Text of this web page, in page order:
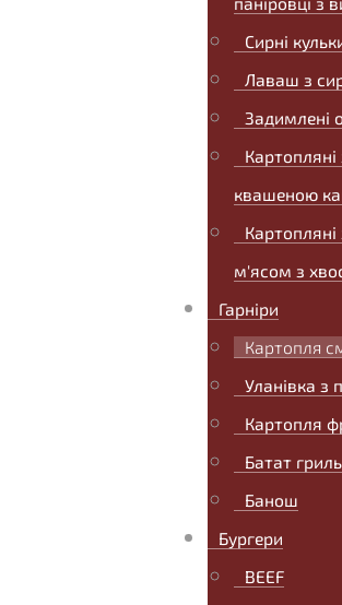
Сирні
Лаваш з
Задимлені
квашеною
м'ясом з
Гарніри
Картопля
Уланівка з
Картопля
Батат гриль
Банош
Бургери
BEEF